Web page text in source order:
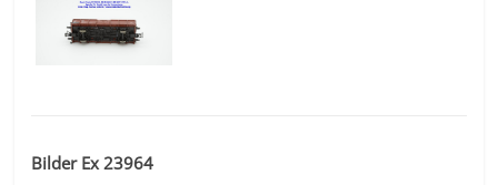
Bilder Ex 23964